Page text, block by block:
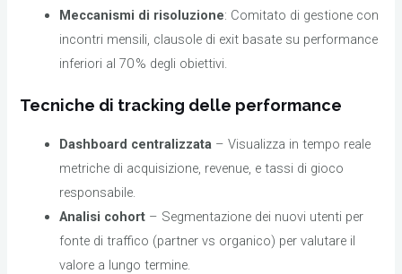
Meccanismi di risoluzione: Comitato di gestione con
incontri mensili, clausole di exit basate su performance
inferiori al 70 % degli obiettivi.
Tecniche di tracking delle performance
Dashboard centralizzata – Visualizza in tempo reale
metriche di acquisizione, revenue, e tassi di gioco
responsabile.
Analisi cohort – Segmentazione dei nuovi utenti per
fonte di traffico (partner vs organico) per valutare il
valore a lungo termine.